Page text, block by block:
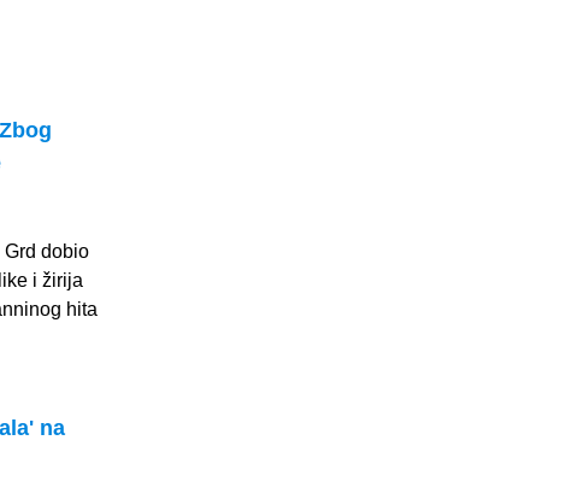
dobio
i žirija
hita
na